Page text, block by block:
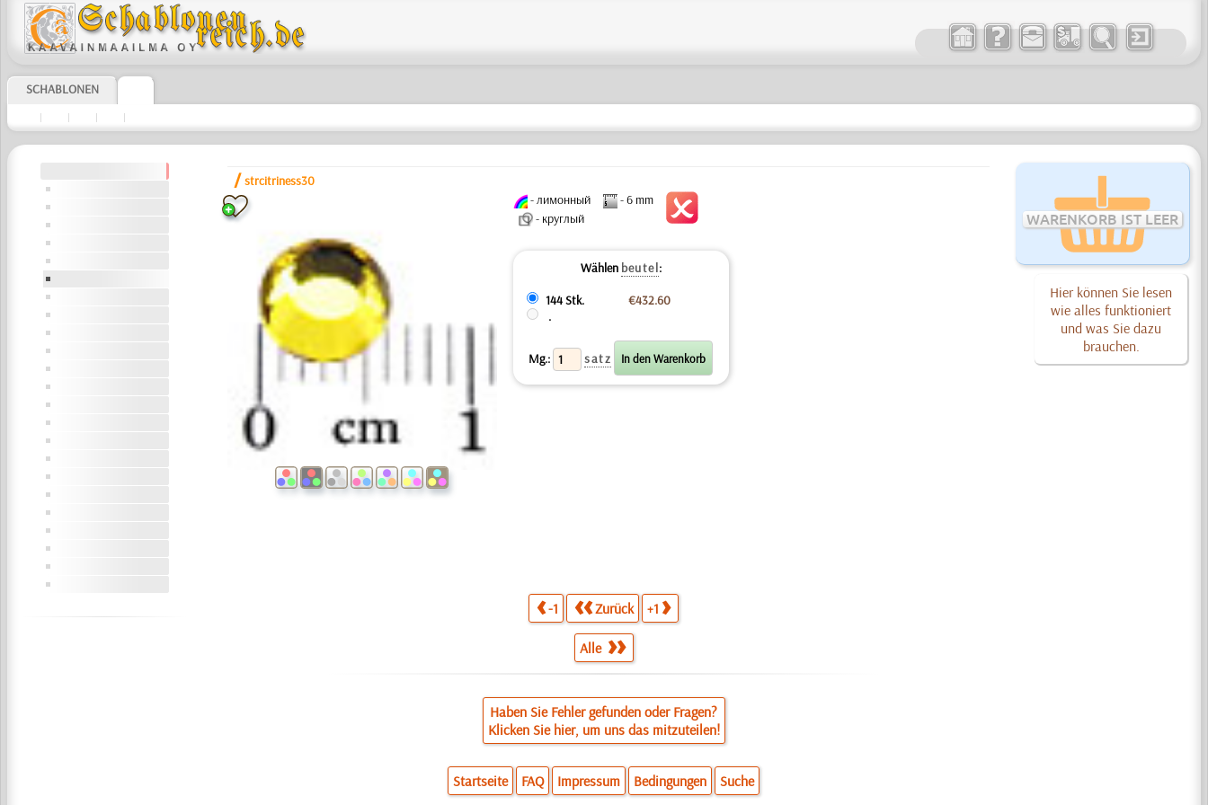
SCHABLONEN
| | | |
WARENKORB IST LEER
Hier können Sie lesen
wie alles funktioniert
und was Sie dazu
brauchen.
/strcitriness30
- лимонный
- круглый
- 6 mm
Wählen beutel:
144 Stk.
€432.60
.
Mg.: satz
-1 Zurück +1
Alle
Haben Sie Fehler gefunden oder Fragen?
Klicken Sie hier, um uns das mitzuteilen!
Startseite FAQ Impressum Bedingungen Suche